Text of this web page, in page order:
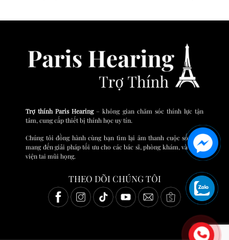
Trợ thính Paris Hearing– không gian chăm sóc thính lực tận
tâm, cung cấp thiết bị thính học uy tín.
Chúng tôi đồng hành cùng bạn tìm lại âm thanh cuộc sống và
mang đến giải pháp tối ưu cho các bác sĩ, phòng khám, và bệnh
viện tai mũi họng.
THEO DÕI CHÚNG TÔI